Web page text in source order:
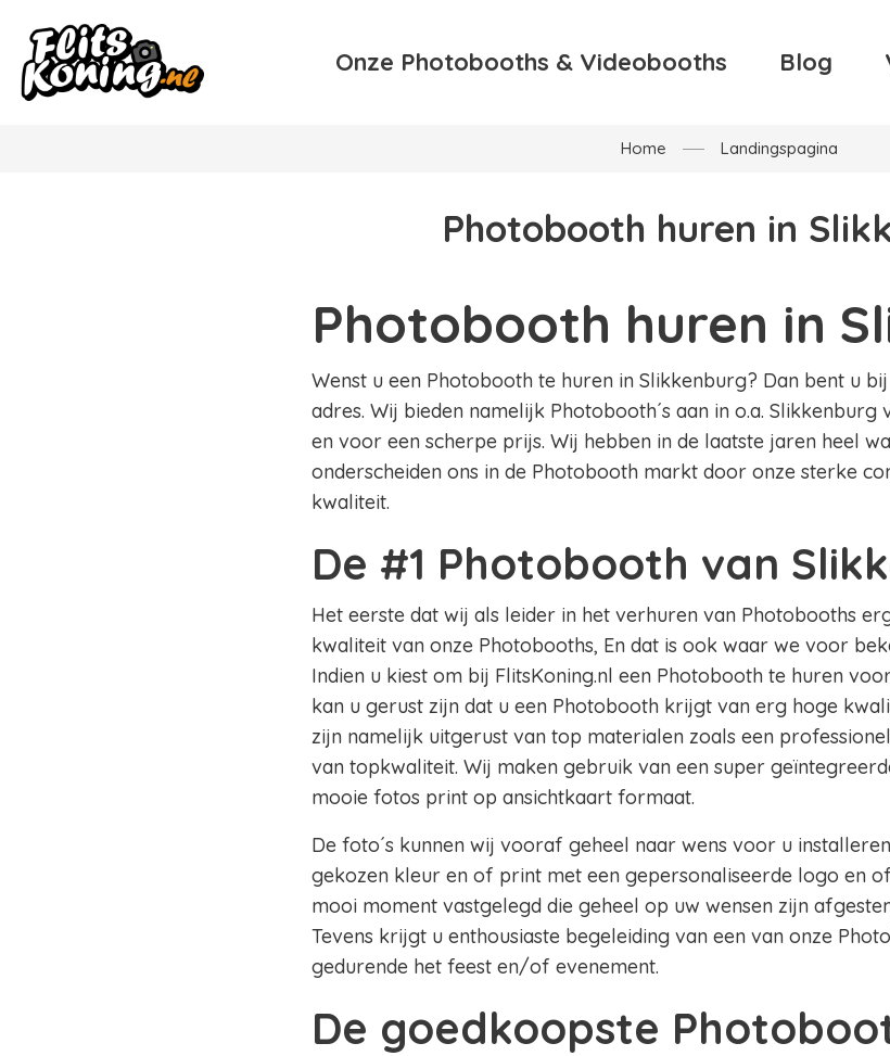
Onze Photobooths & Videobooths Blog
Home Landingspagina
Photobooth huren in
Photobooth huren in
Wenst u een Photobooth te huren in Slikkenburg? Dan bent u
adres. Wij bieden namelijk Photobooth´s aan in o.a.
en voor een scherpe prijs. Wij hebben in de laatste jaren heel
onderscheiden ons in de Photobooth markt door onze sterke
kwaliteit.
De #1 Photobooth van
Het eerste dat wij als leider in het verhuren van Photobooths
kwaliteit van onze Photobooths, En dat is ook waar we voor
Indien u kiest om bij FlitsKoning.nl een Photobooth te huren
kan u gerust zijn dat u een Photobooth krijgt van erg hoge
zijn namelijk uitgerust van top materialen zoals een
van topkwaliteit. Wij maken gebruik van een super
mooie fotos print op ansichtkaart formaat.
De foto´s kunnen wij vooraf geheel naar wens voor u
gekozen kleur en of print met een gepersonaliseerde logo en
mooi moment vastgelegd die geheel op uw wensen zijn
Tevens krijgt u enthousiaste begeleiding van een van onze
gedurende het feest en/of evenement.
De goedkoopste